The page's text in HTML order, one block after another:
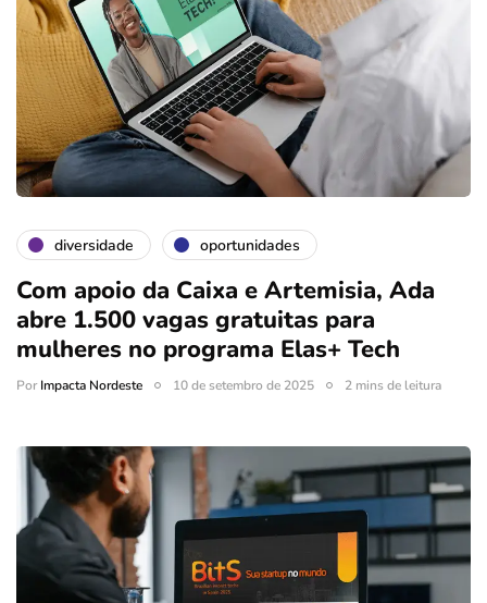
diversidade oportunidades
Com apoio da Caixa e Artemisia, Ada
abre 1.500 vagas gratuitas para
mulheres no programa Elas+ Tech
PorImpacta Nordeste 10 de setembro de 2025 2 mins de leitura